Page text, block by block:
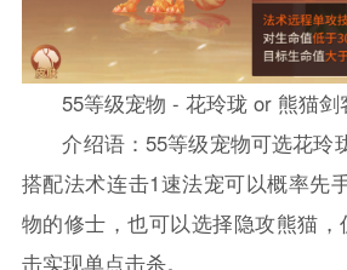
55等级宠物 - 花玲珑 or 熊猫剑
介绍语：55等级宠物可选花玲
搭配法术连击1速法宠可以概率先
物的修士，也可以选择隐攻熊猫
击实现单点击杀。